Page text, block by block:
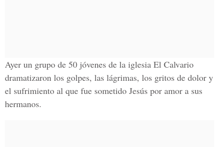
Ayer un grupo de 50 jóvenes de la iglesia El Calvario
dramatizaron los golpes, las lágrimas, los gritos de dolor y
el sufrimiento al que fue sometido Jesús por amor a sus
hermanos.